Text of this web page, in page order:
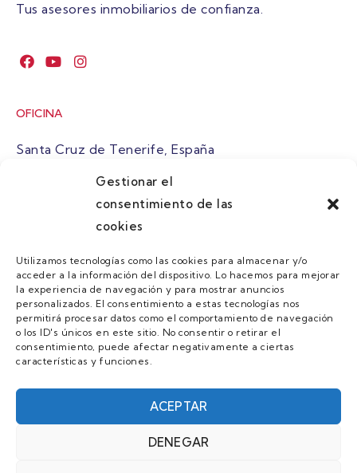
Gestionar el
consentimiento de las
cookies
Utilizamos tecnologías como las cookies para almacenar y/o
acceder a la información del dispositivo. Lo hacemos para mejorar
la experiencia de navegación y para mostrar anuncios
personalizados. El consentimiento a estas tecnologías nos
permitirá procesar datos como el comportamiento de navegación
o los ID's únicos en este sitio. No consentir o retirar el
consentimiento, puede afectar negativamente a ciertas
características y funciones.
ACEPTAR
DENEGAR
Tus asesores inmobiliarios de confianza.
OFICINA
Santa Cruz de Tenerife, España
atuaire@grupoatuaire.com
+34 638765829
MENU
Quienes Somos
Guias
Contacto
Únete